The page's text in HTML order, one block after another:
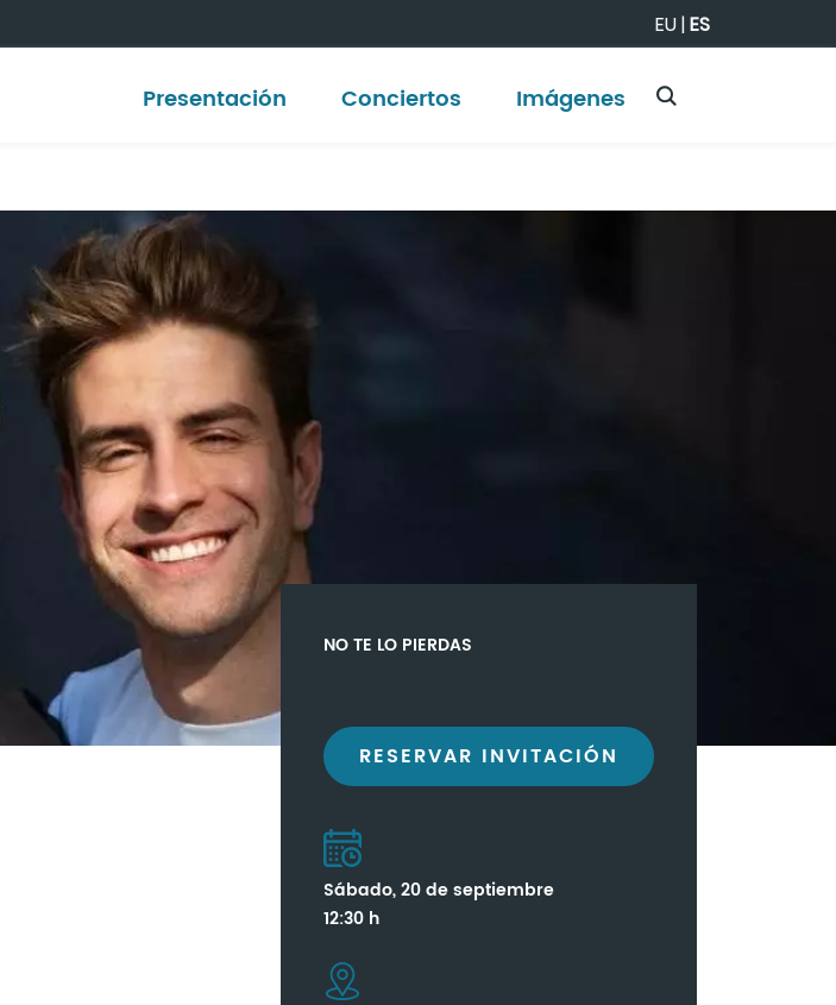
EU|ES
Presentación Conciertos Imágenes
NO TE LO PIERDAS
RESERVAR INVITACIÓN
Sábado, 20 de septiembre
12:30 h